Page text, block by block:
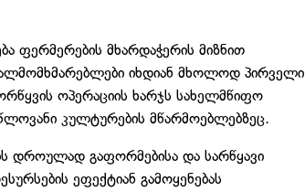
ფერმერების მხარდაჭერის მიზნით
იხდიან მხოლოდ პირველი
ოპერაციის ხარჯს სახელმწიფო
კულტურების მწარმოებლებზეც.
დროულად გაფორმებისა და სარწყავი
ეფექტიან გამოყენებას